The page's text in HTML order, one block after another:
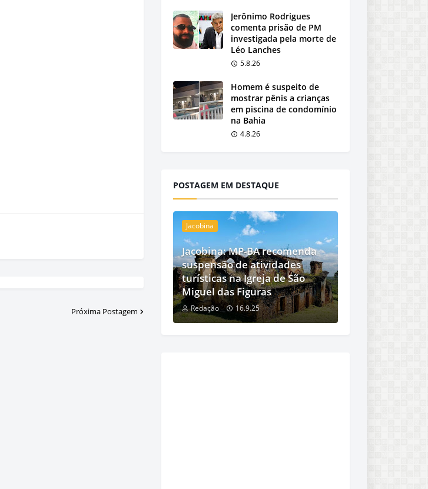
Próxima Postagem
Jerônimo Rodrigues
comenta prisão de PM
investigada pela morte de
Léo Lanches
5.8.26
Homem é suspeito de
mostrar pênis a crianças
em piscina de condomínio
na Bahia
4.8.26
POSTAGEM EM DESTAQUE
Jacobina
Jacobina: MP-BA recomenda
suspensão de atividades
turísticas na Igreja de São
Miguel das Figuras
Redação 16.9.25